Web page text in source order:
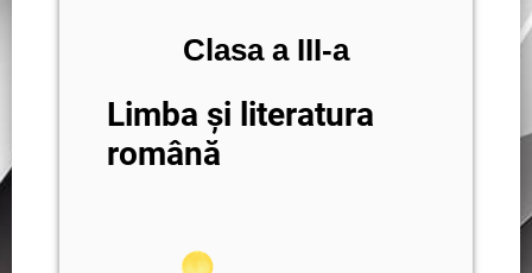
Clasa a III-a
Limba și literatura
română